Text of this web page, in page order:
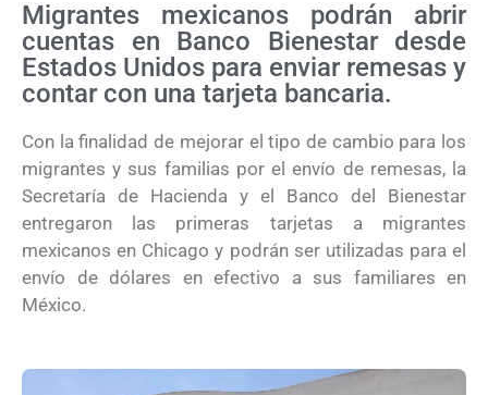
Migrantes mexicanos podrán abrir
cuentas en Banco Bienestar desde
Estados Unidos para enviar remesas y
contar con una tarjeta bancaria.
Con la finalidad de mejorar el tipo de cambio para los
migrantes y sus familias por el envío de remesas, la
Secretaría de Hacienda y el Banco del Bienestar
entregaron las primeras tarjetas a migrantes
mexicanos en Chicago y podrán ser utilizadas para el
envío de dólares en efectivo a sus familiares en
México.